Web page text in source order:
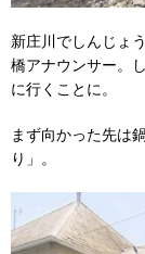
新庄川でしんじょ
橋アナウンサー。
に行くことに。
まず向かった先は
り」。